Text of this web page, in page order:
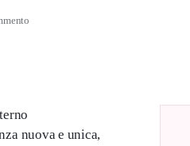
nuova e unica,